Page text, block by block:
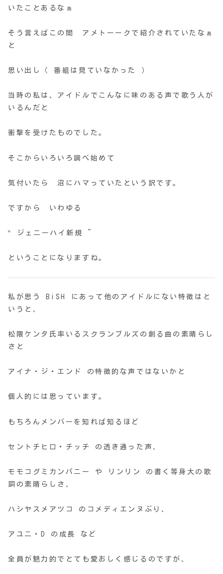
いたことあるなぁ
そう言えばこの間 アメトーークで紹介されていたなぁ
と
思い出し（ 番組は見ていなかった ）
当時の私は、アイドルでこんなに味のある声で歌う人が
いるんだと
衝撃を受けたものでした。
そこからいろいろ調べ始めて
気付いたら 沼にハマっていたという訳です。
ですから いわゆる
‶ ジェニーハイ新規 ”
ということになりますね。
私が思う BiSH にあって他のアイドルにない特徴はと
いうと、
松隈ケンタ氏率いるスクランブルズの創る曲の素晴らし
さと
アイナ・ジ・エンド の特徴的な声ではないかと
個人的には思っています。
もちろんメンバーを知れば知るほど
セントチヒロ・チッチ の透き通った声、
モモコグミカンパニー や リンリン の書く等身大の歌
詞の素晴らしさ、
ハシヤスメアツコ のコメディエンヌぶり、
アユニ・D の成長 など
全員が魅力的でとても愛おしく感じるのですが、